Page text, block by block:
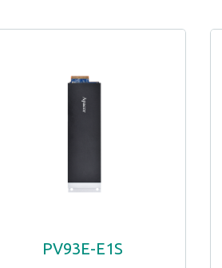
PV93E-E1S